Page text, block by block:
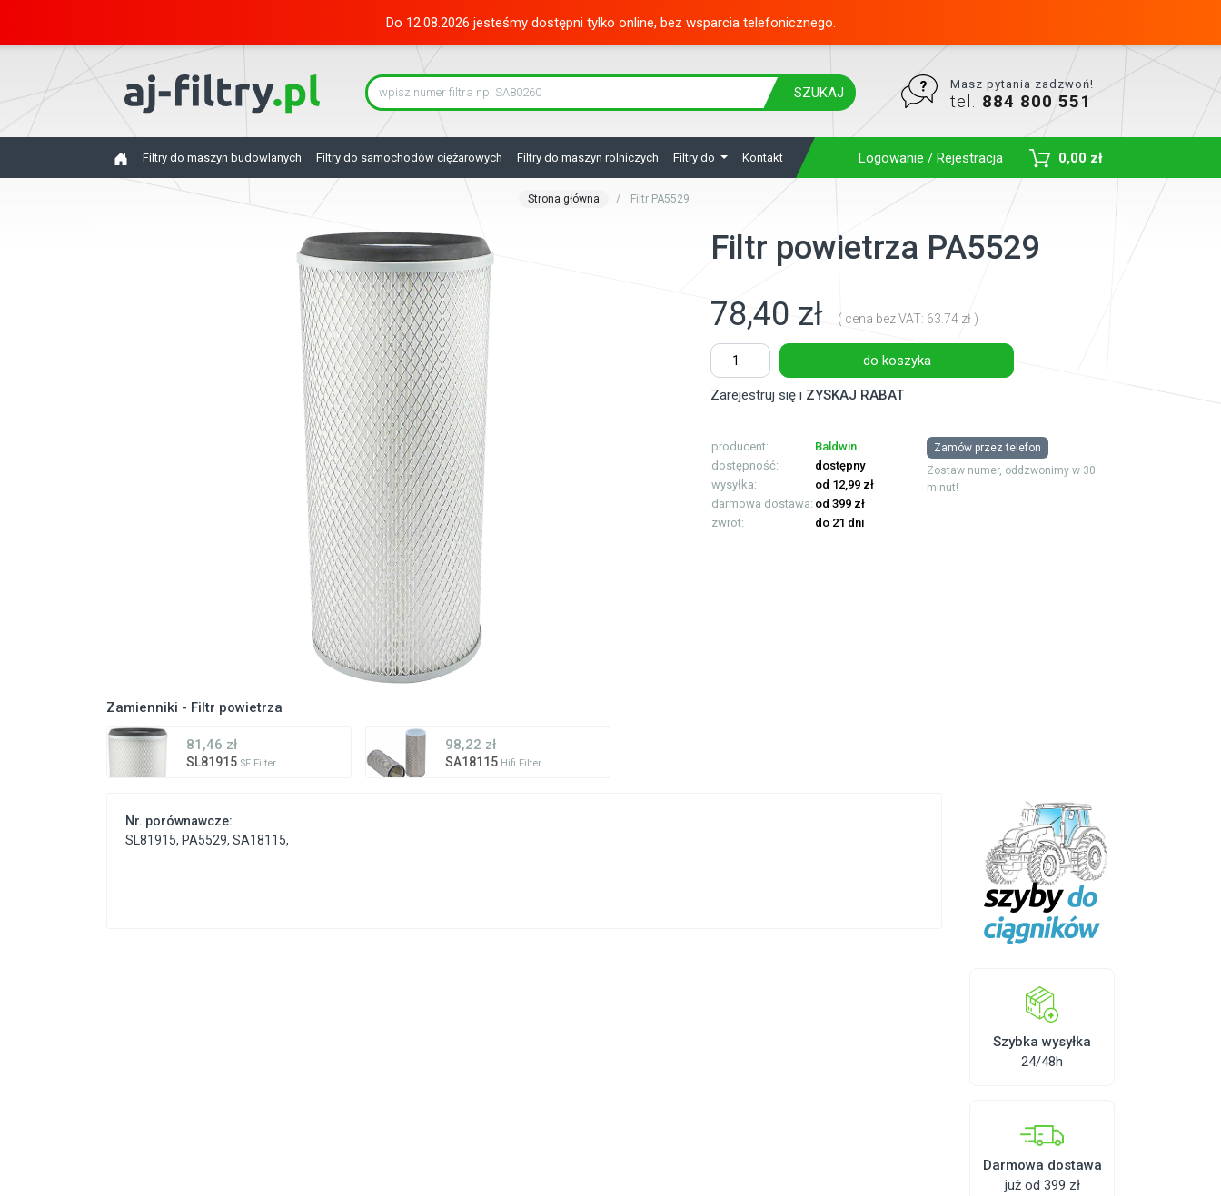
Do 12.08.2026 jesteśmy dostępni tylko online, bez wsparcia telefonicznego.
SZUKAJ
Masz pytania zadzwoń!
tel. 884 800 551
Filtry do maszyn budowlanych Filtry do samochodów ciężarowych Filtry do maszyn rolniczych Filtry do Kontakt Logowanie / Rejestracja 0,00 zł
Strona główna Filtr PA5529
Filtr powietrza PA5529
78,40 zł
( cena bez VAT: 63.74 zł )
do koszyka
Zarejestruj się i ZYSKAJ RABAT
producent:
Baldwin
dostępność:
dostępny
wysyłka:
od 12,99 zł
darmowa dostawa: od 399 zł
zwrot:
do 21 dni
Zamów przez telefon
Zostaw numer, oddzwonimy w 30
minut!
Zamienniki - Filtr powietrza
81,46 zł
SL81915 SF Filter
98,22 zł
SA18115 Hifi Filter
Nr. porównawcze:
SL81915, PA5529, SA18115,
Szybka wysyłka
24/48h
Darmowa dostawa
już od 399 zł